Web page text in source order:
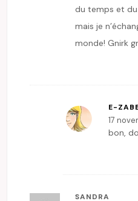
du temps et du
mais je
monde! Gnirk
E-
17
bon,
SANDRA